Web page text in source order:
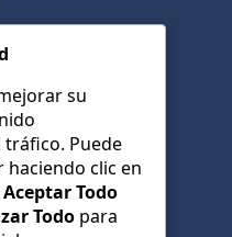
24/7
su
tráfico. Puede
clic en
Aceptar Todo
Todo para